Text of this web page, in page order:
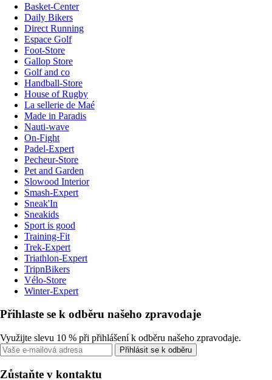
Basket-Center
Daily Bikers
Direct Running
Espace Golf
Foot-Store
Gallop Store
Golf and co
Handball-Store
House of Rugby
La sellerie de Maé
Made in Paradis
Nauti-wave
On-Fight
Padel-Expert
Pecheur-Store
Pet and Garden
Slowood Interior
Smash-Expert
Sneak'In
Sneakids
Sport is good
Training-Fit
Trek-Expert
Triathlon-Expert
TripnBikers
Vélo-Store
Winter-Expert
Přihlaste se k odběru našeho zpravodaje
Využijte slevu 10 % při přihlášení k odběru našeho zpravodaje.
Přihlásit se k odběru
Zůstaňte v kontaktu